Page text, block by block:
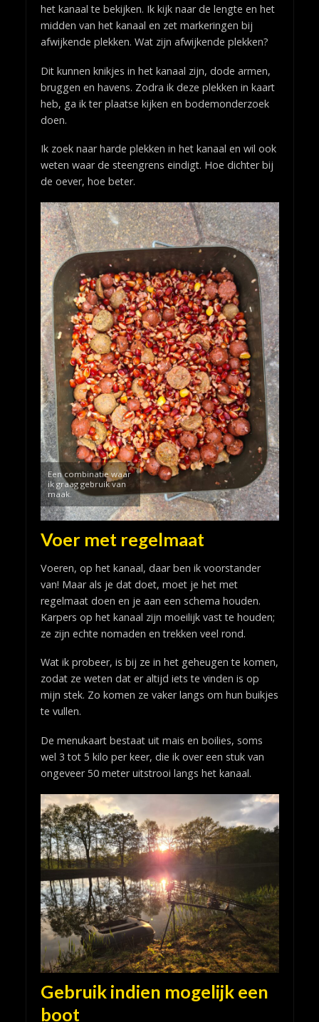
het kanaal te bekijken. Ik kijk naar de lengte en het
midden van het kanaal en zet markeringen bij
afwijkende plekken. Wat zijn afwijkende plekken?
Dit kunnen knikjes in het kanaal zijn, dode armen,
bruggen en havens. Zodra ik deze plekken in kaart
heb, ga ik ter plaatse kijken en bodemonderzoek
doen.
Ik zoek naar harde plekken in het kanaal en wil ook
weten waar de steengrens eindigt. Hoe dichter bij
de oever, hoe beter.
Een combinatie waar
ik graag gebruik van
maak.
Voer met regelmaat
Voeren, op het kanaal, daar ben ik voorstander
van! Maar als je dat doet, moet je het met
regelmaat doen en je aan een schema houden.
Karpers op het kanaal zijn moeilijk vast te houden;
ze zijn echte nomaden en trekken veel rond.
Wat ik probeer, is bij ze in het geheugen te komen,
zodat ze weten dat er altijd iets te vinden is op
mijn stek. Zo komen ze vaker langs om hun buikjes
te vullen.
De menukaart bestaat uit mais en boilies, soms
wel 3 tot 5 kilo per keer, die ik over een stuk van
ongeveer 50 meter uitstrooi langs het kanaal.
Gebruik indien mogelijk een
boot